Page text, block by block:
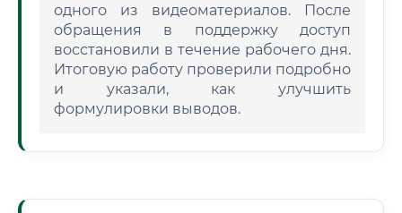
одного из видеоматериалов. После
обращения в поддержку доступ
восстановили в течение рабочего дня.
Итоговую работу проверили подробно
и указали, как улучшить
формулировки выводов.